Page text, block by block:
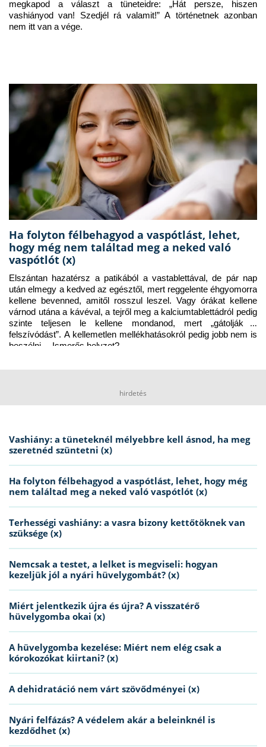
megkapod a választ a tüneteidre: „Hát persze, hiszen
vashiányod van! Szedjél rá valamit!” A történetnek azonban
nem itt van a vége.
Ha folyton félbehagyod a vaspótlást, lehet,
hogy még nem találtad meg a neked való
vaspótlót (x)
Elszántan hazatérsz a patikából a vastablettával, de pár nap
után elmegy a kedved az egésztől, mert reggelente éhgyomorra
kellene bevenned, amitől rosszul leszel. Vagy órákat kellene
várnod utána a kávéval, a tejről meg a kalciumtablettádról pedig
szinte teljesen le kellene mondanod, mert „gátolják a
felszívódást”. A kellemetlen mellékhatásokról pedig jobb nem is
beszélni… Ismerős helyzet?
hirdetés
Vashiány: a tüneteknél mélyebbre kell ásnod, ha meg
szeretnéd szüntetni (x)
Ha folyton félbehagyod a vaspótlást, lehet, hogy még
nem találtad meg a neked való vaspótlót (x)
Terhességi vashiány: a vasra bizony kettőtöknek van
szüksége (x)
Nemcsak a testet, a lelket is megviseli: hogyan
kezeljük jól a nyári hüvelygombát? (x)
Miért jelentkezik újra és újra? A visszatérő
hüvelygomba okai (x)
A hüvelygomba kezelése: Miért nem elég csak a
kórokozókat kiirtani? (x)
A dehidratáció nem várt szövődményei (x)
Nyári felfázás? A védelem akár a beleinknél is
kezdődhet (x)